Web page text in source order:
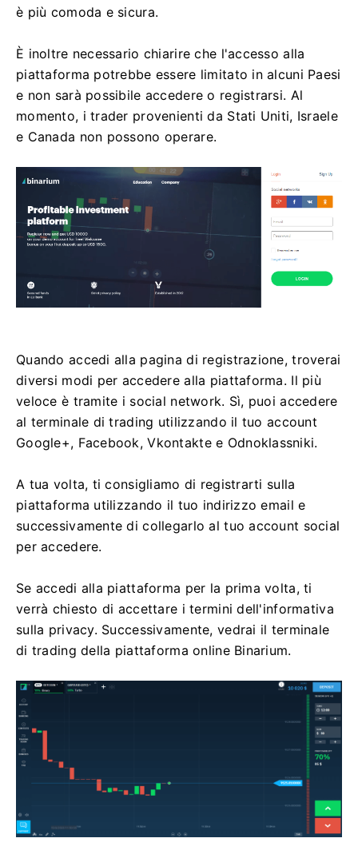
è più comoda e sicura.
È inoltre necessario chiarire che l'accesso alla
piattaforma potrebbe essere limitato in alcuni Paesi
e non sarà possibile accedere o registrarsi. Al
momento, i trader provenienti da Stati Uniti, Israele
e Canada non possono operare.
Quando accedi alla pagina di registrazione, troverai
diversi modi per accedere alla piattaforma. Il più
veloce è tramite i social network. Sì, puoi accedere
al terminale di trading utilizzando il tuo account
Google+, Facebook, Vkontakte e Odnoklassniki.
A tua volta, ti consigliamo di registrarti sulla
piattaforma utilizzando il tuo indirizzo email e
successivamente di collegarlo al tuo account social
per accedere.
Se accedi alla piattaforma per la prima volta, ti
verrà chiesto di accettare i termini dell'informativa
sulla privacy. Successivamente, vedrai il terminale
di trading della piattaforma online Binarium.